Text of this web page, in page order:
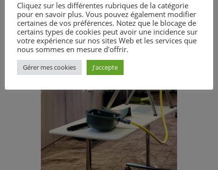
Cliquez sur les différentes rubriques de la catégorie
pour en savoir plus. Vous pouvez également modifier
certaines de vos préférences. Notez que le blocage de
certains types de cookies peut avoir une incidence sur
votre expérience sur nos sites Web et les services que
nous sommes en mesure d'offrir.
Gérer mes cookies J'accepte